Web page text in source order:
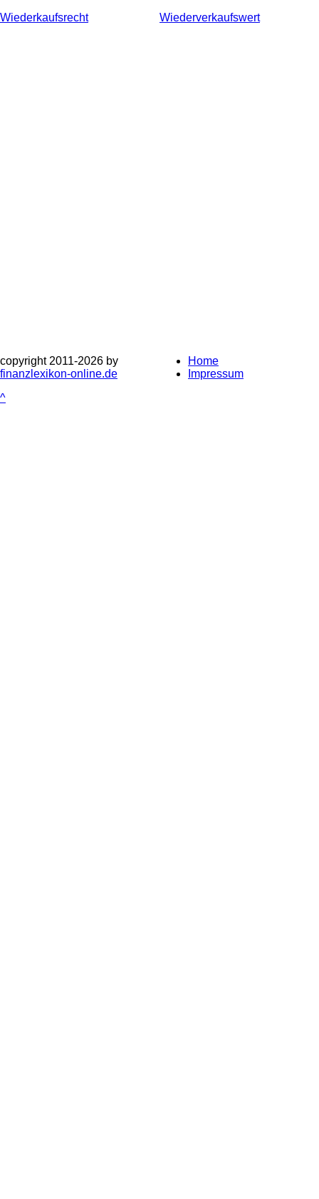
Wiederkaufsrecht
Wiederverkaufswert
copyright 2011-2026 by
finanzlexikon-online.de
Home
Impressum
^